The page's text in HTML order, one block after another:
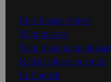
Ensitilaajan ohjeet
Näin maksat
Näin tilaat ja muokkaat
Kaikki ohjeet ja vinkit
In English